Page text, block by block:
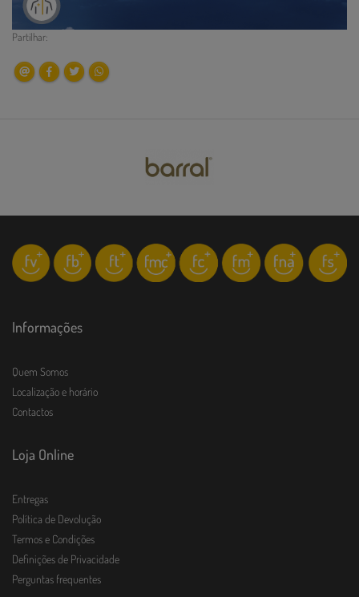
Partilhar:
Informações
Quem Somos
Localização e horário
Contactos
Loja Online
Entregas
Política de Devolução
Termos e Condições
Definições de Privacidade
Perguntas frequentes